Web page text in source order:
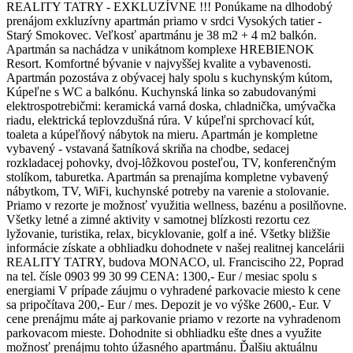
REALITY TATRY - EXKLUZÍVNE !!! Ponúkame na dlhodobý
prenájom exkluzívny apartmán priamo v srdci Vysokých tatier -
Starý Smokovec. Veľkosť apartmánu je 38 m2 + 4 m2 balkón.
Apartmán sa nachádza v unikátnom komplexe HREBIENOK
Resort. Komfortné bývanie v najvyššej kvalite a vybavenosti.
Apartmán pozostáva z obývacej haly spolu s kuchynským kútom,
Kúpeľne s WC a balkónu. Kuchynská linka so zabudovanými
elektrospotrebičmi: keramická varná doska, chladnička, umývačka
riadu, elektrická teplovzdušná rúra. V kúpeľni sprchovací kút,
toaleta a kúpeľňový nábytok na mieru. Apartmán je kompletne
vybavený - vstavaná šatníková skriňa na chodbe, sedacej
rozkladacej pohovky, dvoj-lôžkovou posteľou, TV, konferenčným
stolíkom, taburetka. Apartmán sa prenajíma kompletne vybavený
nábytkom, TV, WiFi, kuchynské potreby na varenie a stolovanie.
Priamo v rezorte je možnosť využitia wellness, bazénu a posilňovne.
Všetky letné a zimné aktivity v samotnej blízkosti rezortu cez
lyžovanie, turistika, relax, bicyklovanie, golf a iné. Všetky bližšie
informácie získate a obhliadku dohodnete v našej realitnej kancelárii
REALITY TATRY, budova MONACO, ul. Francisciho 22, Poprad
na tel. čísle 0903 99 30 99 CENA: 1300,- Eur / mesiac spolu s
energiami V prípade záujmu o vyhradené parkovacie miesto k cene
sa pripočítava 200,- Eur / mes. Depozit je vo výške 2600,- Eur. V
cene prenájmu máte aj parkovanie priamo v rezorte na vyhradenom
parkovacom mieste. Dohodnite si obhliadku ešte dnes a využite
možnosť prenájmu tohto úžasného apartmánu. Ďalšiu aktuálnu